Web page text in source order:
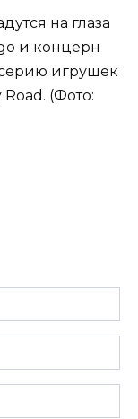
на глаза
и концерн
игрушек
(Фото: